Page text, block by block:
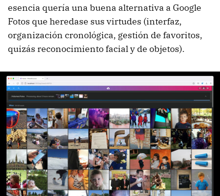
esencia quería una buena alternativa a Google
Fotos que heredase sus virtudes (interfaz,
organización cronológica, gestión de favoritos,
quizás reconocimiento facial y de objetos).